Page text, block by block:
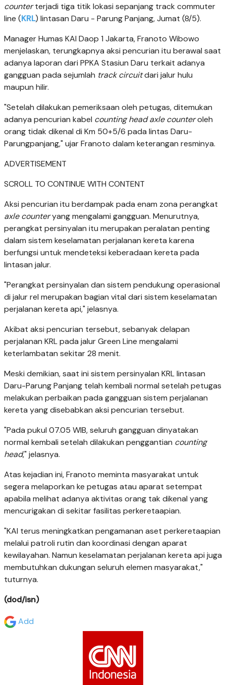
counterterjadi tiga titik lokasi sepanjang track commuter
line (KRL) lintasan Daru - Parung Panjang, Jumat (8/5).
Manager Humas KAI Daop 1 Jakarta, Franoto Wibowo
menjelaskan, terungkapnya aksi pencurian itu berawal saat
adanya laporan dari PPKA Stasiun Daru terkait adanya
gangguan pada sejumlah track circuitdari jalur hulu
maupun hilir.
"Setelah dilakukan pemeriksaan oleh petugas, ditemukan
adanya pencurian kabel counting head axle counteroleh
orang tidak dikenal di Km 50+5/6 pada lintas Daru-
Parungpanjang," ujar Franoto dalam keterangan resminya.
ADVERTISEMENT
SCROLL TO CONTINUE WITH CONTENT
Aksi pencurian itu berdampak pada enam zona perangkat
axle counteryang mengalami gangguan. Menurutnya,
perangkat persinyalan itu merupakan peralatan penting
dalam sistem keselamatan perjalanan kereta karena
berfungsi untuk mendeteksi keberadaan kereta pada
lintasan jalur.
"Perangkat persinyalan dan sistem pendukung operasional
di jalur rel merupakan bagian vital dari sistem keselamatan
perjalanan kereta api," jelasnya.
Akibat aksi pencurian tersebut, sebanyak delapan
perjalanan KRL pada jalur Green Line mengalami
keterlambatan sekitar 28 menit.
Meski demikian, saat ini sistem persinyalan KRL lintasan
Daru-Parung Panjang telah kembali normal setelah petugas
melakukan perbaikan pada gangguan sistem perjalanan
kereta yang disebabkan aksi pencurian tersebut.
"Pada pukul 07.05 WIB, seluruh gangguan dinyatakan
normal kembali setelah dilakukan penggantian counting
head," jelasnya.
Atas kejadian ini, Franoto meminta masyarakat untuk
segera melaporkan ke petugas atau aparat setempat
apabila melihat adanya aktivitas orang tak dikenal yang
mencurigakan di sekitar fasilitas perkeretaapian.
"KAI terus meningkatkan pengamanan aset perkeretaapian
melalui patroli rutin dan koordinasi dengan aparat
kewilayahan. Namun keselamatan perjalanan kereta api juga
membutuhkan dukungan seluruh elemen masyarakat,"
tuturnya.
(dod/isn)
Add